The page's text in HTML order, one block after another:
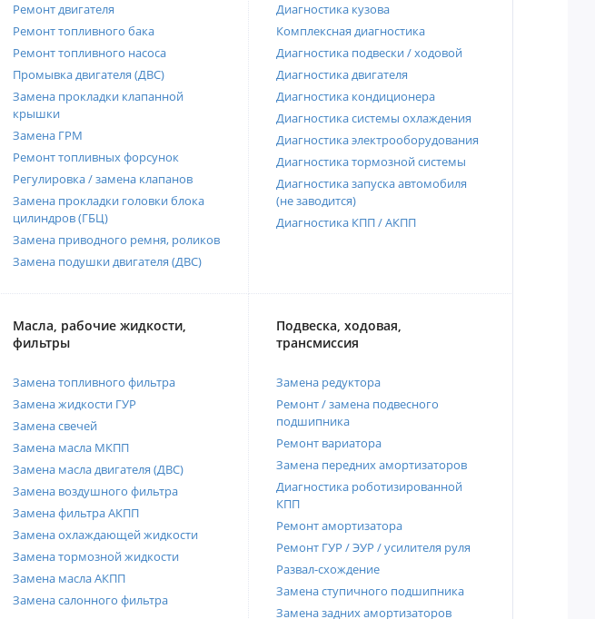
Ремонт двигателя
Ремонт топливного бака
Ремонт топливного насоса
Промывка двигателя (ДВС)
Замена прокладки клапанной
крышки
Замена ГРМ
Ремонт топливных форсунок
Регулировка / замена клапанов
Замена прокладки головки блока
цилиндров (ГБЦ)
Замена приводного ремня, роликов
Замена подушки двигателя (ДВС)
Диагностика кузова
Комплексная диагностика
Диагностика подвески / ходовой
Диагностика двигателя
Диагностика кондиционера
Диагностика системы охлаждения
Диагностика электрооборудования
Диагностика тормозной системы
Диагностика запуска автомобиля
(не заводится)
Диагностика КПП / АКПП
Масла, рабочие жидкости,
фильтры
Замена топливного фильтра
Замена жидкости ГУР
Замена свечей
Замена масла МКПП
Замена масла двигателя (ДВС)
Замена воздушного фильтра
Замена фильтра АКПП
Замена охлаждающей жидкости
Замена тормозной жидкости
Замена масла АКПП
Замена салонного фильтра
Подвеска, ходовая,
трансмиссия
Замена редуктора
Ремонт / замена подвесного
подшипника
Ремонт вариатора
Замена передних амортизаторов
Диагностика роботизированной
КПП
Ремонт амортизатора
Ремонт ГУР / ЭУР / усилителя руля
Развал-схождение
Замена ступичного подшипника
Замена задних амортизаторов